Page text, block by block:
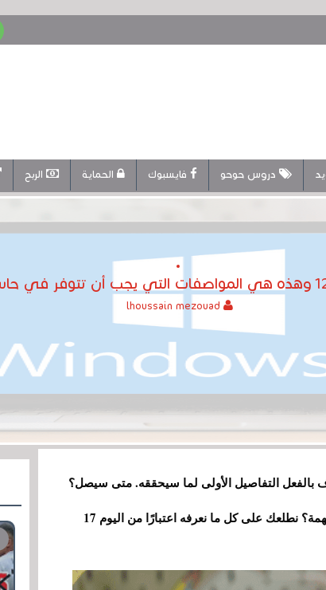
دروس حوحو فايسبوك الحماية الربح
بالفعل التفاصيل الأولى لما سيحققه. متى سيصل؟
هل سيعمل مع جميع أجهزة الكمبيوتر؟ هل هناك ميزات مهمة؟ نطلعك على كل ما نعرفه اعتبارًا من اليوم 17